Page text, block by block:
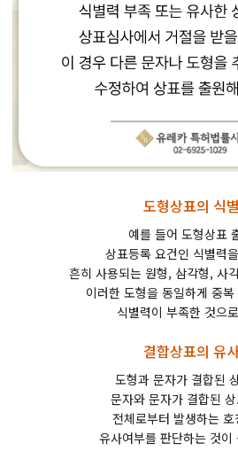
도형상표의 식
예를 들어 도형상표
상표등록 요건인 식별력
흔히 사용되는 원형, 삼각형, 사
이러한 도형을 동일하게 중
식별력이 부족한 것으
결합상표의 유
도형과 문자가 결합된
문자와 문자가 결합된
전체로부터 발생하는
유사여부를 판단하는 것이